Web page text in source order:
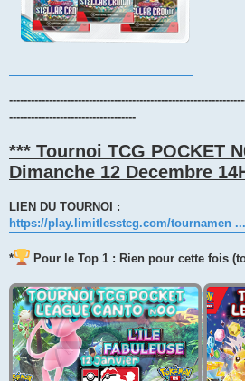
-----------------------------------
*** Tournoi TCG POCKET
Dimanche 12 Decembre
LIEN DU TOURNOI :
https://play.limitlesstcg.com/tournamen
* Pour le Top 1 : Rien pour cette fois